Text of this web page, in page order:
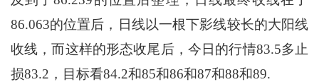
86.063的位置后，日线以一根下影线较长的大阳线
收线，而这样的形态收尾后，今日的行情83.5多止
损83.2，目标看84.2和85和86和87和88和89.